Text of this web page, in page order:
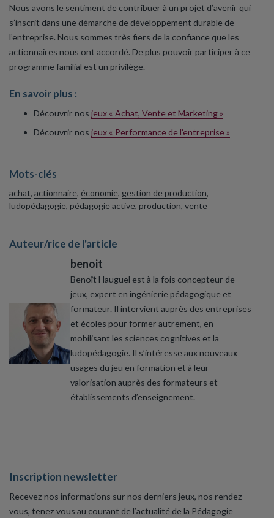
Nous avons le sentiment de contribuer à un projet d’avenir qui
s’inscrit dans une démarche de développement durable de
l’entreprise. Nous sommes très fiers de la confiance que les
actionnaires nous ont accordé. De plus pouvoir participer à ce
programme familial est un privilège.
En savoir plus :
Découvrir nos jeux « Achat, Vente et Marketing »
Découvrir nos jeux « Performance de l’entreprise »
Mots-clés
achat, actionnaire, économie, gestion de production,
ludopédagogie, pédagogie active, production, vente
Auteur/rice de l'article
benoit
Benoît Hauguel est à la fois concepteur de
jeux, expert en ingénierie pédagogique et
formateur. Il intervient auprès des entreprises
et écoles pour former autrement, en
mobilisant les sciences cognitives et la
ludopédagogie. Il s’intéresse aux nouveaux
usages du jeu en formation et à leur
valorisation auprès des formateurs et
établissements d’enseignement.
Inscription newsletter
Recevez nos informations sur nos derniers jeux, nos rendez-
vous, tenez vous au courant de l’actualité de la Pédagogie